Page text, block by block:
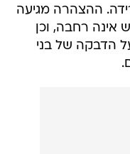
ההצהרה מגיעה
אינה רחבה, וכן
הדבקה של בני